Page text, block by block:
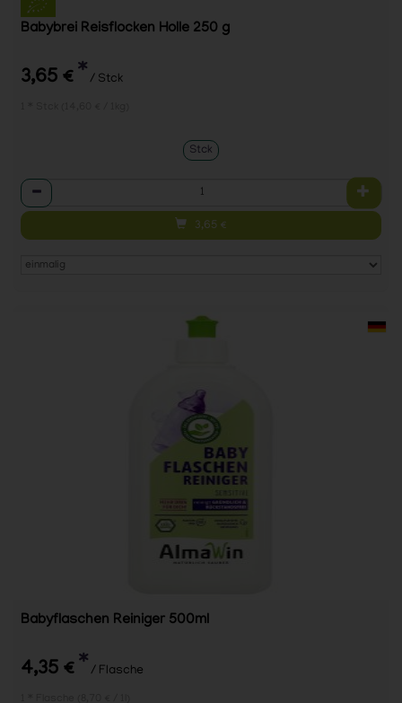
Babybrei Reisflocken Holle 250 g
3,65 € * / Stck
Stck
Anzahl
3,65 €
Babyflaschen Reiniger 500ml
4,35 € * / Flasche